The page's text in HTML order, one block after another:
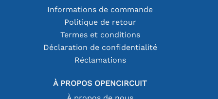
Informations de commande
Politique de retour
Termes et conditions
Déclaration de confidentialité
Réclamations
À PROPOS OPENCIRCUIT